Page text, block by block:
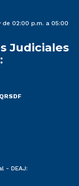
de 02:00 p.m. a 05:00
Judiciales
- DEAJ: